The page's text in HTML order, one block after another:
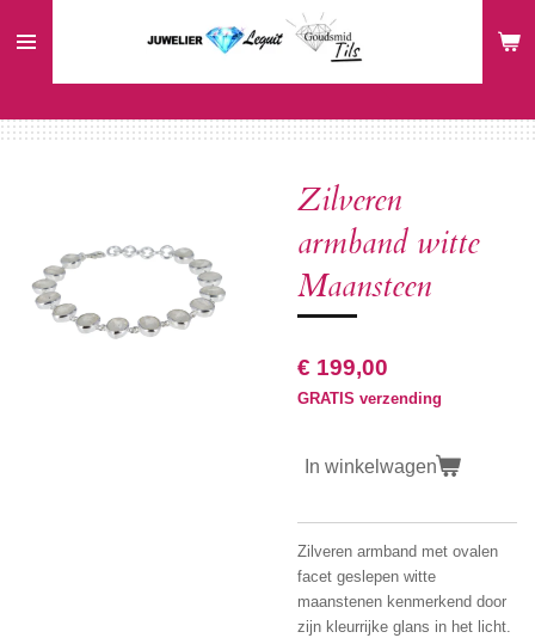
direct
hoofdinhoud
Zilveren
armband witte
Maansteen
€ 199,00
GRATIS verzending
In winkelwagen
Zilveren armband met ovalen
facet geslepen witte
maanstenen kenmerkend door
zijn kleurrijke glans in het licht.